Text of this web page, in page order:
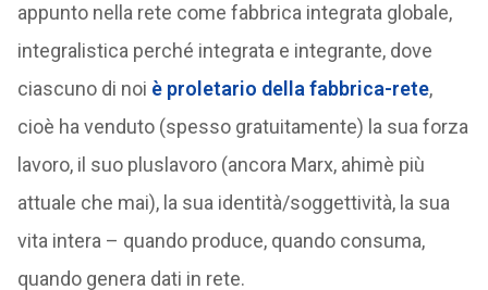
appunto nella rete come fabbrica integrata globale,
integralistica perché integrata e integrante, dove
ciascuno di noi è proletario della fabbrica-rete,
cioè ha venduto (spesso gratuitamente) la sua forza
lavoro, il suo pluslavoro (ancora Marx, ahimè più
attuale che mai), la sua identità/soggettività, la sua
vita intera – quando produce, quando consuma,
quando genera dati in rete.